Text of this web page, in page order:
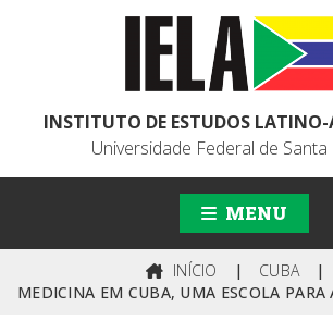
INSTITUTO DE ESTUDOS
Universidade Federal de Santa
MENU
INÍCIO | CUBA
|
MEDICINA EM CUBA, UMA ESCOLA PARA